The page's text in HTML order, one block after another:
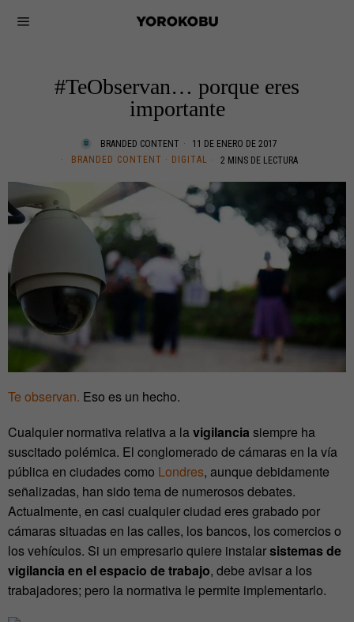
#TeObservan… porque eres
importante
BRANDED CONTENT
11 DE ENERO DE 2017
BRANDED CONTENT · DIGITAL 2 MINS DE LECTURA
Te observan. Eso es un hecho.
Cualquier normativa relativa a lavigilancia siempre ha
suscitado polémica. El conglomerado de cámaras en la vía
pública en ciudades como Londres, aunque debidamente
señalizadas, han sido tema de numerosos debates.
Actualmente, en casi cualquier ciudad eres grabado por
cámaras situadas en las calles, los bancos, los comercios o
los vehículos. Si un empresario quiere instalarsistemas de
vigilancia en el espacio de trabajo, debe avisar a los
trabajadores; pero la normativa le permite implementarlo.